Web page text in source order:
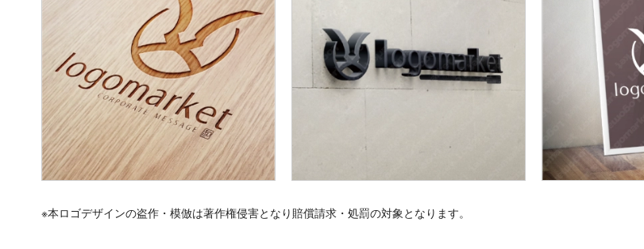
※本ロゴデザインの盗作・模倣は著作権侵害となり賠償請求・処罰の対象となります。